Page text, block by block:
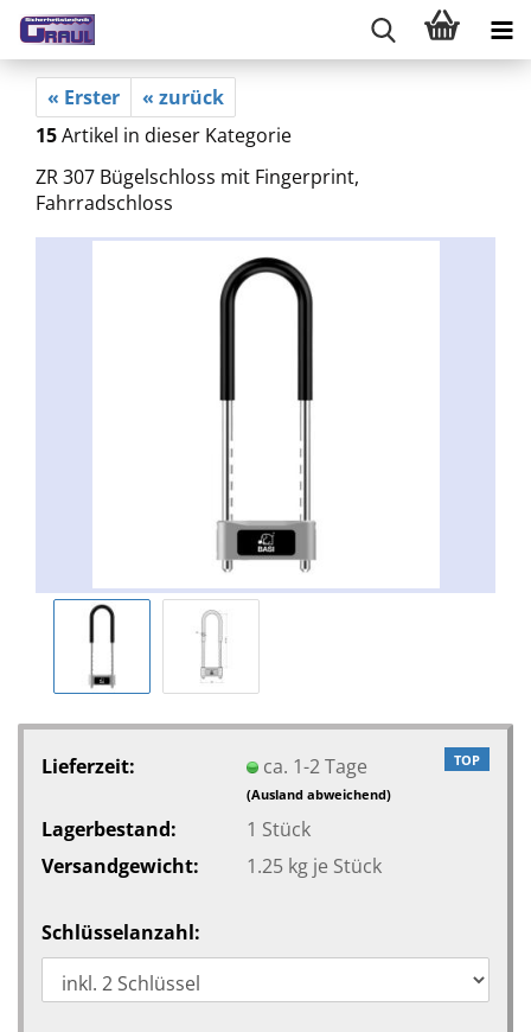
« Erster
« zurück
15Artikel in dieser Kategorie
ZR 307 Bügelschloss mit Fingerprint,
Fahrradschloss
TOP
Lieferzeit: ca. 1-2 Tage
(Ausland abweichend)
Lagerbestand: 1 Stück
Versandgewicht:
1.25kg je Stück
Schlüsselanzahl: